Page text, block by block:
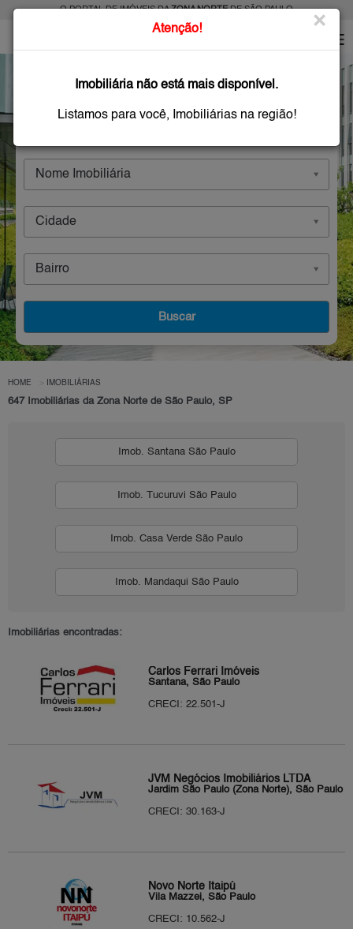
O PORTAL DE IMÓVEIS DAZONA NORTEDE SÃO PAULO
Imobiliárias
Nome Imobiliária
Cidade
Bairro
Buscar
HOME IMOBILIÁRIAS
647 Imobiliárias da Zona Norte de São Paulo, SP
Imob. Santana São Paulo
Imob. Tucuruvi São Paulo
Imob. Casa Verde São Paulo
Imob. Mandaqui São Paulo
Imobiliárias encontradas:
Carlos Ferrari Imóveis
Santana, São Paulo
CRECI: 22.501-J
JVM Negócios Imobiliários LTDA
Jardim São Paulo (Zona Norte), São Paulo
CRECI: 30.163-J
Novo Norte Itaipú
Vila Mazzei, São Paulo
CRECI: 10.562-J
Atenção! ×
Imobiliária não está mais disponível.
Listamos para você, Imobiliárias na região!